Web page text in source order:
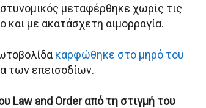
μεταφέρθηκε χωρίς τις
και με ακατάσχετη αιμορραγία.
καρφώθηκε στο μηρό του
των επεισοδίων.
Law and Order από τη στιγμή του